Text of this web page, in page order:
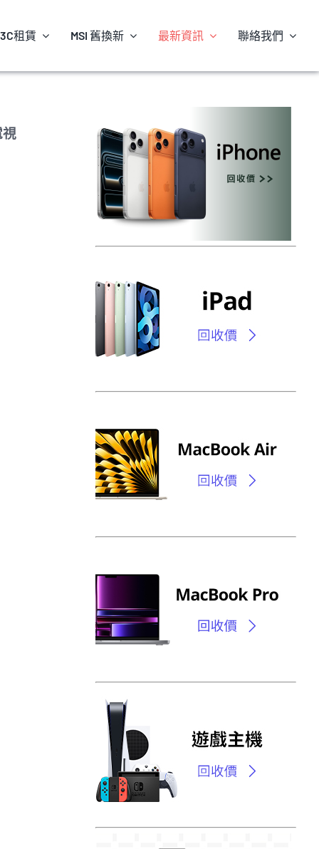
3C租賃 MSI 舊換新 最新資訊 聯絡我們
視